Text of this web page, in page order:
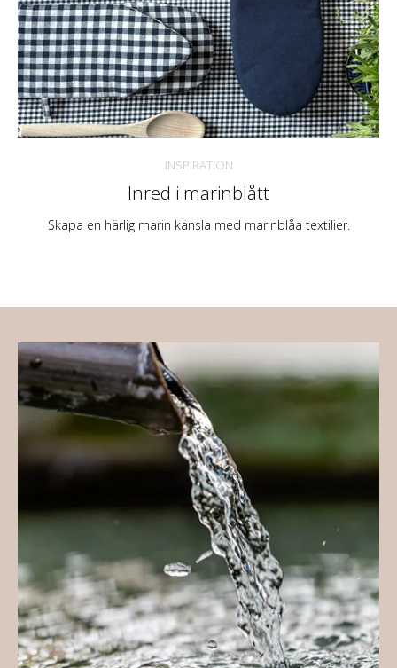
INSPIRATION
Inred i marinblått
Skapa en härlig marin känsla med marinblåa textilier.